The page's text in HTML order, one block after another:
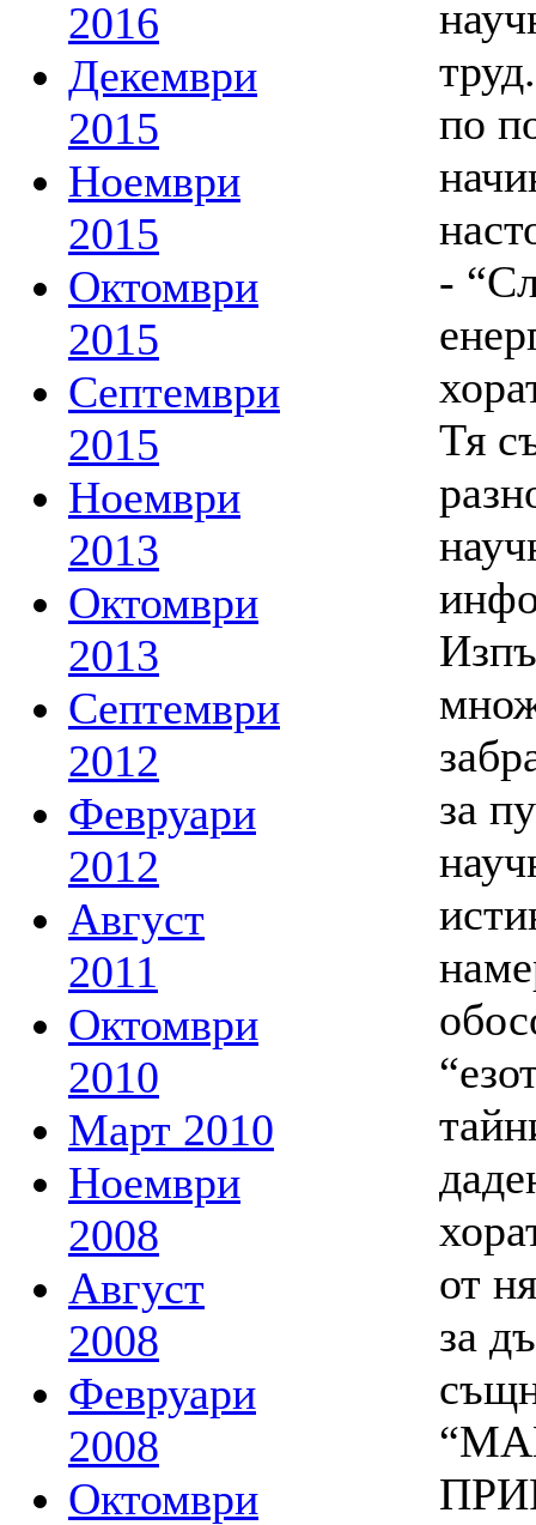
2016
Декември
2015
Ноември
2015
Октомври
2015
Септември
2015
Ноември
2013
Октомври
2013
Септември
2012
Февруари
2012
Август
2011
Октомври
2010
Март 2010
Ноември
2008
Август
2008
Февруари
2008
Октомври
по
-
Тя
за
от
за